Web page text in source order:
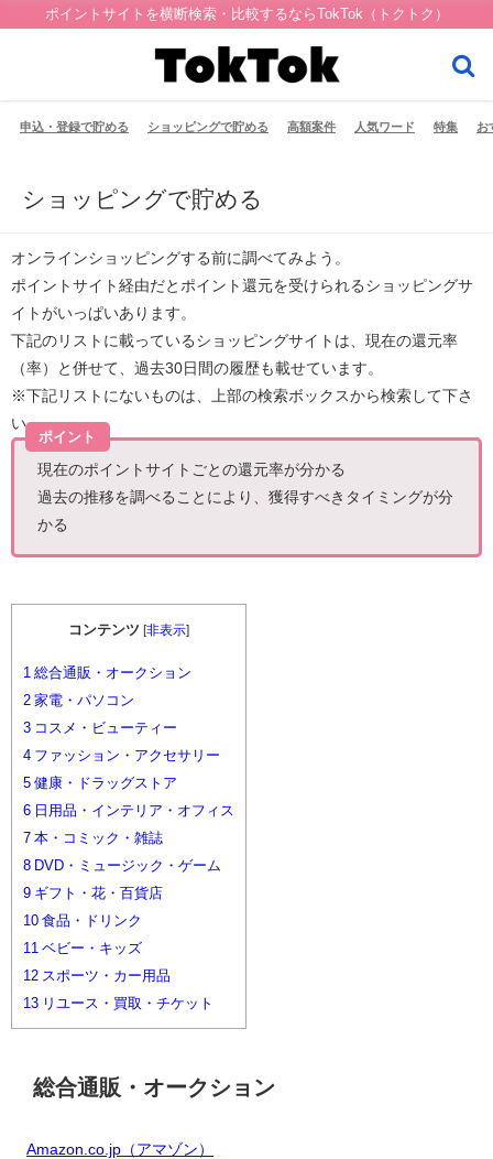
ポイントサイトを横断検索・比較するならTokTok（トクトク）
申込・登録で貯める ショッピングで貯める 高額案件 人気ワード 特集 お
ショッピングで貯める
オンラインショッピングする前に調べてみよう。
ポイントサイト経由だとポイント還元を受けられるショッピングサ
イトがいっぱいあります。
下記のリストに載っているショッピングサイトは、 現在の還元率
（率）と併せて、過去30日間の履歴も載せています。
※下記リストにないものは、上部の検索ボックスから検索して下さ
い。
ポイント
現在のポイントサイトごとの還元率が分かる
過去の推移を調べることにより、獲得すべきタイミングが分
かる
コンテンツ [非表示]
1 総合通販・オークション
2 家電・パソコン
3 コスメ・ビューティー
4 ファッション・アクセサリー
5 健康・ドラッグストア
6 日用品・インテリア・オフィス
7 本・コミック・雑誌
8 DVD・ミュージック・ゲーム
9 ギフト・花・百貨店
10 食品・ドリンク
11 ベビー・キッズ
12 スポーツ・カー用品
13 リユース・買取・チケット
総合通販・オークション
Amazon.co.jp（アマゾン）